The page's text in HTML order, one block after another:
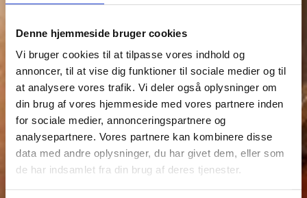
Denne hjemmeside bruger cookies
Vi bruger cookies til at tilpasse vores indhold og
annoncer, til at vise dig funktioner til sociale medier og til
at analysere vores trafik. Vi deler også oplysninger om
din brug af vores hjemmeside med vores partnere inden
for sociale medier, annonceringspartnere og
analysepartnere. Vores partnere kan kombinere disse
data med andre oplysninger, du har givet dem, eller som
de har indsamlet fra din brug af deres tjenester.